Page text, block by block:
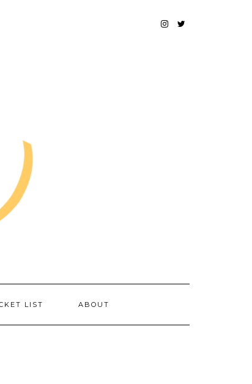
LIST ABOUT